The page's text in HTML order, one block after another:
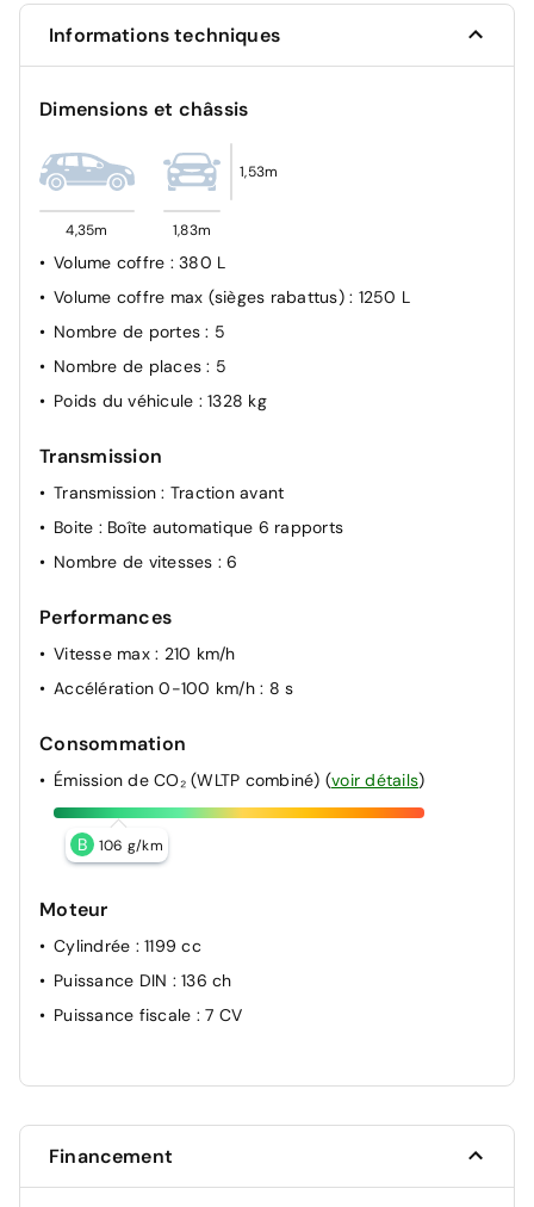
Antiblocage de roues ABS
Informations techniques
Dimensions et châssis
4,35m 1,83m
1,53m
Volume coffre : 380 L
Volume coffre max (sièges rabattus) : 1250 L
Nombre de portes: 5
Nombre de places: 5
Poids du véhicule : 1328 kg
Transmission
Transmission: Traction avant
Boite : Boîte automatique 6 rapports
Nombre de vitesses : 6
Performances
Vitesse max : 210 km/h
Accélération 0-100 km/h : 8 s
Consommation
Émission de CO₂ (WLTP combiné) (voir détails)
B 106 g/km
Moteur
Cylindrée : 1199 cc
Puissance DIN : 136 ch
Puissance fiscale : 7 CV
Financement